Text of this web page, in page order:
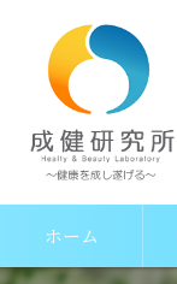
ホーム